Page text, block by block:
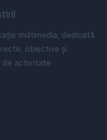
multimedia, dedicată
obiective și
de activitate